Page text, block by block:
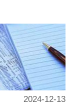
2024-12-13